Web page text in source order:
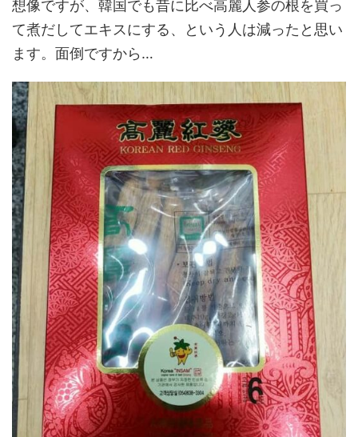
想像ですが、韓国でも昔に比べ高麗人参の根を買っ
て煮だしてエキスにする、という人は減ったと思い
ます。面倒ですから…